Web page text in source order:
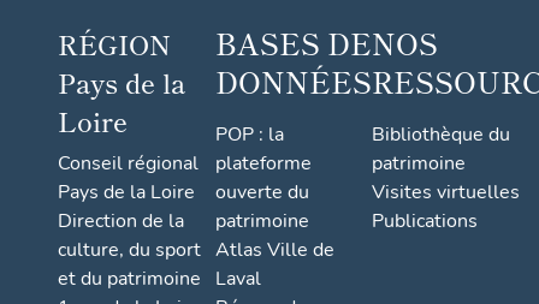
RÉGION
Pays de la
Loire
Conseil régional
Pays de la Loire
Direction de la
culture, du sport
et du patrimoine
BASES DE
DONNÉES
POP : la
plateforme
ouverte du
patrimoine
Atlas Ville de
Laval
NOS
Bibliothèque du
patrimoine
Visites virtuelles
Publications